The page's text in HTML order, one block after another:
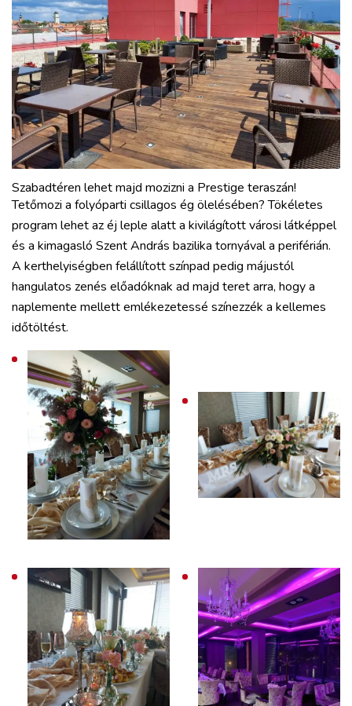
Szabadtéren lehet majd mozizni a Prestige teraszán!
Tetőmozi a folyóparti csillagos ég ölelésében? Tökéletes
program lehet az éj leple alatt a kivilágított városi látképpel
és a kimagasló Szent András bazilika tornyával a periférián.
A kerthelyiségben felállított színpad pedig májustól
hangulatos zenés előadóknak ad majd teret arra, hogy a
naplemente mellett emlékezetessé színezzék a kellemes
időtöltést.